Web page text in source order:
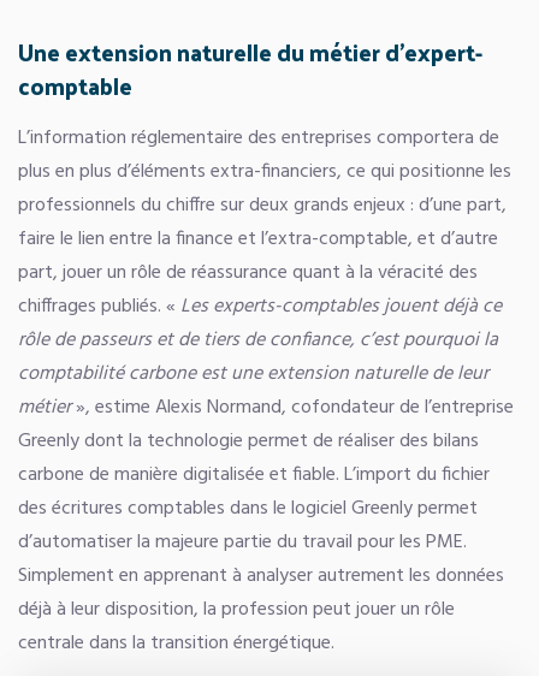
Une extension naturelle du métier d’expert-
comptable
L’information réglementaire des entreprises comportera de
plus en plus d’éléments extra-financiers, ce qui positionne les
professionnels du chiffre sur deux grands enjeux : d’une part,
faire le lien entre la finance et l’extra-comptable, et d’autre
part, jouer un rôle de réassurance quant à la véracité des
chiffrages publiés. « Les experts-comptables jouent déjà ce
rôle de passeurs et de tiers de confiance, c’est pourquoi la
comptabilité carbone est une extension naturelle de leur
métier», estime Alexis Normand, cofondateur de l’entreprise
Greenly dont la technologie permet de réaliser des bilans
carbone de manière digitalisée et fiable. L’import du fichier
des écritures comptables dans le logiciel Greenly permet
d’automatiser la majeure partie du travail pour les PME.
Simplement en apprenant à analyser autrement les données
déjà à leur disposition, la profession peut jouer un rôle
centrale dans la transition énergétique.